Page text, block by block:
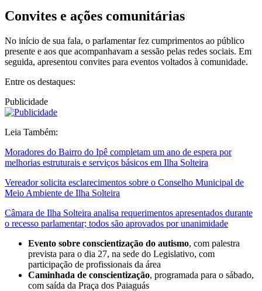
Convites e ações comunitárias
No início de sua fala, o parlamentar fez cumprimentos ao público
presente e aos que acompanhavam a sessão pelas redes sociais. Em
seguida, apresentou convites para eventos voltados à comunidade.
Entre os destaques:
Publicidade
Leia Também:
Moradores do Bairro do Ipê completam um ano de espera por
melhorias estruturais e serviços básicos em Ilha Solteira
Vereador solicita esclarecimentos sobre o Conselho Municipal de
Meio Ambiente de Ilha Solteira
Câmara de Ilha Solteira analisa requerimentos apresentados durante
o recesso parlamentar; todos são aprovados por unanimidade
Evento sobre conscientização do autismo, com palestra
prevista para o dia 27, na sede do Legislativo, com
participação de profissionais da área
Caminhada de conscientização, programada para o sábado,
com saída da Praça dos Paiaguás